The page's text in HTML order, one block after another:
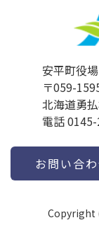
安平町役場
〒059-
北海道勇
電話
お問い合
Copyright